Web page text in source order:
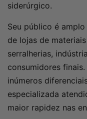
siderúrgico.
Seu público é
de lojas de
serralherias,
consumidores
inúmeros
especializada
maior rapidez nas